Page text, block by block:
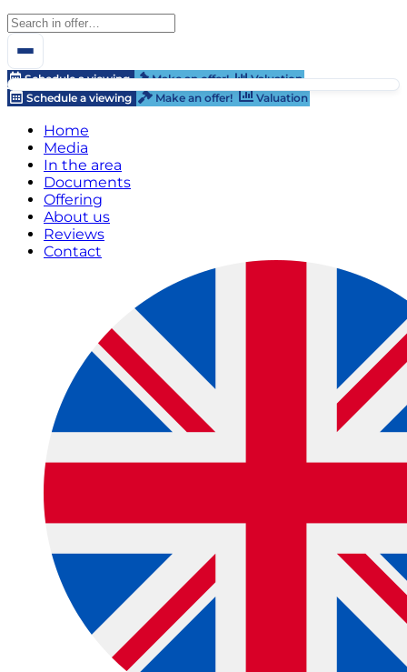
Schedule a viewing Make an offer!
Valuation
Schedule a viewing
Make an offer! Valuation
Home
Media
In the area
Documents
Offering
About us
Reviews
Contact